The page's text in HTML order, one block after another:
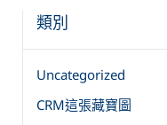
類別
Uncategorized
CRM這張藏寶圖